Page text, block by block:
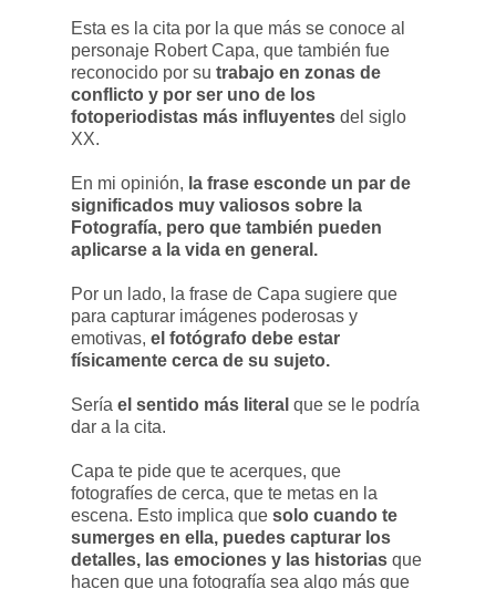
Esta es la cita por la que más se conoce al
personaje Robert Capa, que también fue
reconocido por su trabajo en zonas de
conflicto y por ser uno de los
fotoperiodistas más influyentes del siglo
XX.
En mi opinión, la frase esconde un par de
significados muy valiosos sobre la
Fotografía, pero que también pueden
aplicarse a la vida en general.
Por un lado, la frase de Capa sugiere que
para capturar imágenes poderosas y
emotivas, el fotógrafo debe estar
físicamente cerca de su sujeto.
Sería el sentido más literal que se le podría
dar a la cita.
Capa te pide que te acerques, que
fotografíes de cerca, que te metas en la
escena. Esto implica que solo cuando te
sumerges en ella, puedes capturar los
detalles, las emociones y las historias que
hacen que una fotografía sea algo más que